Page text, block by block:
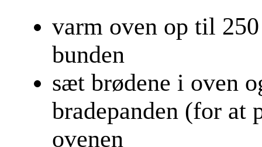
varm oven op til
bunden
sæt brødene i oven
bradepanden (for at
ovenen